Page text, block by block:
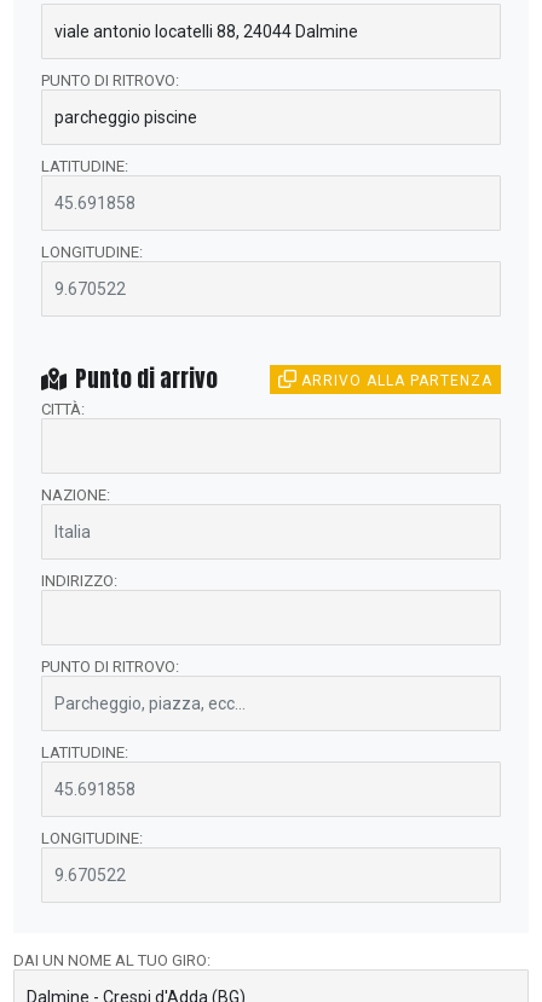
PUNTO DI RITROVO:
LATITUDINE:
LONGITUDINE:
Punto di arrivo ARRIVO ALLA PARTENZA
CITTÀ:
NAZIONE:
INDIRIZZO:
PUNTO DI RITROVO:
LATITUDINE:
LONGITUDINE:
DAI UN NOME AL TUO GIRO: